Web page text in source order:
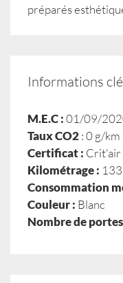
préparés
Informations
M.E.C :01/09/
Taux CO2: 0 g/km
Certificat : Crit'air
Kilométrage :
Consommation
Couleur : Blanc
Nombre de